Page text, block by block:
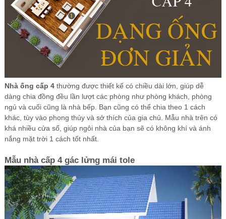
Nhà ống cấp 4thường được thiết kế có chiều dài lớn, giúp dễ
dàng chia đồng đều lần lượt các phòng như phòng khách, phòng
ngủ và cuối cũng là nhà bếp. Bạn cũng có thể chia theo 1 cách
khác, tùy vào phong thủy và sở thích của gia chủ. Mẫu nhà trên có
khá nhiều cửa sổ, giúp ngôi nhà của bạn sẽ có không khí và ánh
nắng mặt trời 1 cách tốt nhất.
Mẫu nhà cấp 4 gác lửng mái tole